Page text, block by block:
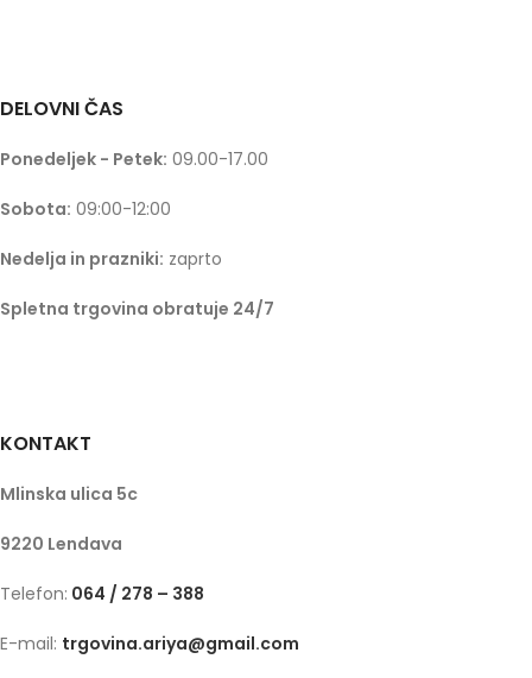
DELOVNI ČAS
Ponedeljek - Petek: 09.00-17.00
Sobota: 09:00-12:00
Nedelja in prazniki: zaprto
Spletna trgovina obratuje 24/7
KONTAKT
Mlinska ulica 5c
9220 Lendava
Telefon: 064 / 278 – 388
E-mail: trgovina.ariya@gmail.com